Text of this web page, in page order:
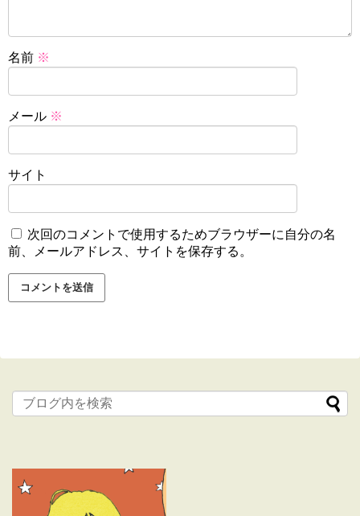
名前 ※
メール ※
サイト
次回のコメントで使用するためブラウザーに自分の名
前、メールアドレス、サイトを保存する。